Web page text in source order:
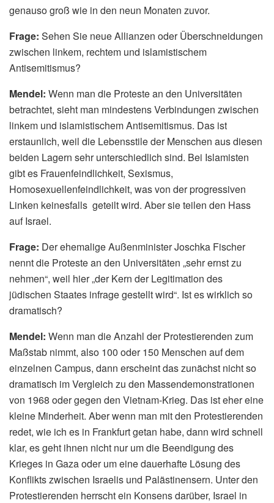
genauso groß wie in den neun Monaten zuvor.
Frage: Sehen Sie neue Allianzen oder Überschneidungen
zwischen linkem, rechtem und islamistischem
Antisemitismus?
Mendel: Wenn man die Proteste an den Universitäten
betrachtet, sieht man mindestens Verbindungen zwischen
linkem und islamistischem Antisemitismus. Das ist
erstaunlich, weil die Lebensstile der Menschen aus diesen
beiden Lagern sehr unterschiedlich sind. Bei Islamisten
gibt es Frauenfeindlichkeit, Sexismus,
Homosexuellenfeindlichkeit, was von der progressiven
Linken keinesfalls geteilt wird. Aber sie teilen den Hass
auf Israel.
Frage: Der ehemalige Außenminister Joschka Fischer
nennt die Proteste an den Universitäten „sehr ernst zu
nehmen“, weil hier „der Kern der Legitimation des
jüdischen Staates infrage gestellt wird“. Ist es wirklich so
dramatisch?
Mendel: Wenn man die Anzahl der Protestierenden zum
Maßstab nimmt, also 100 oder 150 Menschen auf dem
einzelnen Campus, dann erscheint das zunächst nicht so
dramatisch im Vergleich zu den Massendemonstrationen
von 1968 oder gegen den Vietnam-Krieg. Das ist eher eine
kleine Minderheit. Aber wenn man mit den Protestierenden
redet, wie ich es in Frankfurt getan habe, dann wird schnell
klar, es geht ihnen nicht nur um die Beendigung des
Krieges in Gaza oder um eine dauerhafte Lösung des
Konflikts zwischen Israelis und Palästinensern. Unter den
Protestierenden herrscht ein Konsens darüber, Israel in